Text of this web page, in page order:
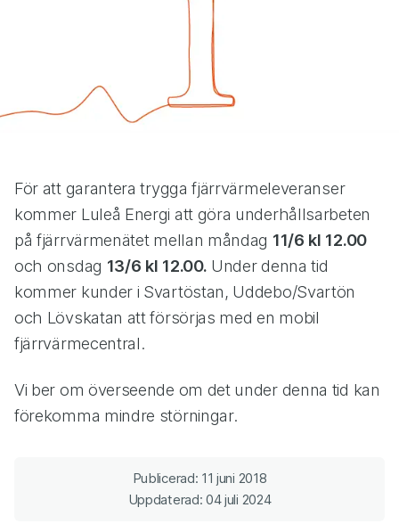
För att garantera trygga fjärrvärmeleveranser
kommer Luleå Energi att göra underhållsarbeten
på fjärrvärmenätet mellan måndag 11/6 kl 12.00
och onsdag 13/6 kl 12.00. Under denna tid
kommer kunder i Svartöstan, Uddebo/Svartön
och Lövskatan att försörjas med en mobil
fjärrvärmecentral.
Vi ber om överseende om det under denna tid kan
förekomma mindre störningar.
Publicerad: 11 juni 2018
Uppdaterad: 04 juli 2024